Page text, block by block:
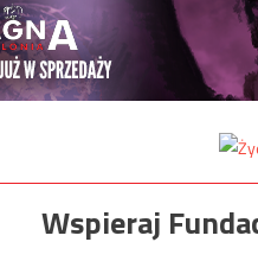
Wspieraj